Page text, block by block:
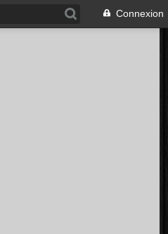
Connexion